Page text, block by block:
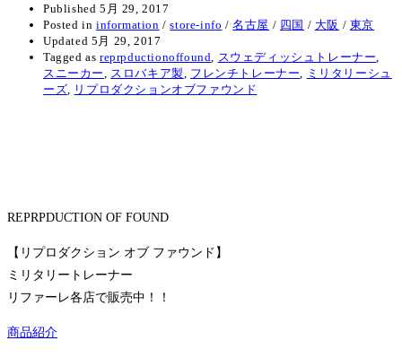
Published 5月 29, 2017
Posted in information /store-info /名古屋 / 四国 / 大阪 / 東京
Updated 5月 29, 2017
Tagged as reprpductionoffound スウェディッシュトレーナー
スニーカー
スロバキア製 フレンチトレーナー
ミリタリーシュ
ーズ
リプロダクションオブファウンド
REPRPDUCTION OF FOUND
【リプロダクション オブ ファウンド】
ミリタリートレーナー
リファーレ各店で販売中！！
商品紹介